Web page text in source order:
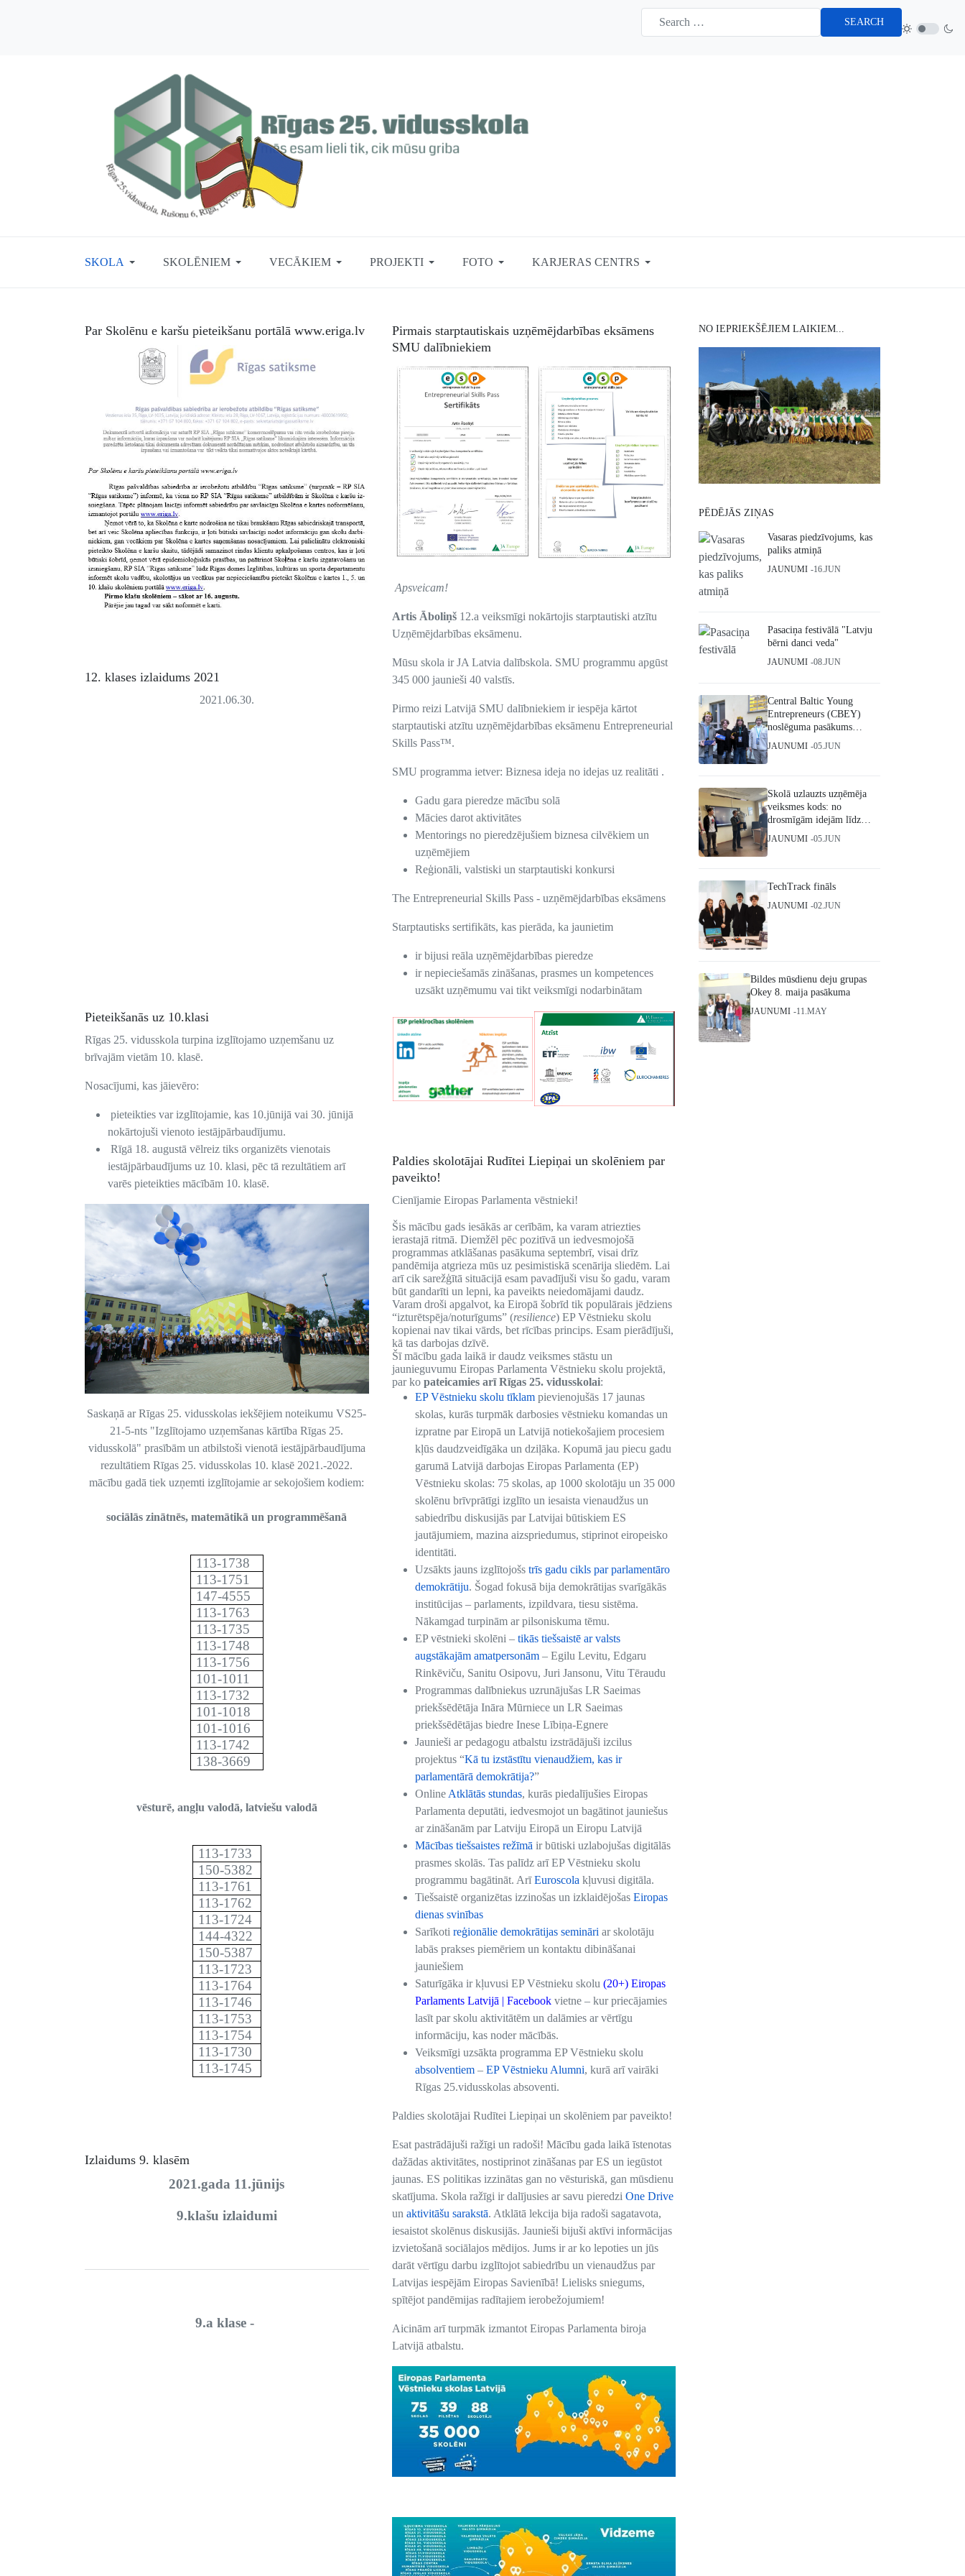
SEARCH
SKOLA SKOLĒNIEM VECĀKIEM PROJEKTI FOTO KARJERAS CENTRS
Par Skolēnu e karšu pieteikšanu portālā www.eriga.lv
Pirmais starptautiskais uzņēmējdarbības eksāmens
SMU dalībniekiem
Apsveicam!
Artis Āboliņš12.a veiksmīgi nokārtojis starptautiski atzītu
Uzņēmējdarbības eksāmenu.
Mūsu skola ir JA Latvia dalībskola. SMU programmu apgūst
345 000 jaunieši 40 valstīs.
Pirmo reizi Latvijā SMU dalībniekiem ir iespēja kārtot
starptautiski atzītu uzņēmējdarbības eksāmenu Entrepreneurial
Skills Pass™.
SMU programma ietver: Biznesa ideja no idejas uz realitāti .
Gadu gara pieredze mācību solā
Mācies darot aktivitātes
Mentorings no pieredzējušiem biznesa cilvēkiem un
uzņēmējiem
Reģionāli, valstiski un starptautiski konkursi
The Entrepreneurial Skills Pass - uzņēmējdarbības eksāmens
Starptautisks sertifikāts, kas pierāda, ka jaunietim
ir bijusi reāla uzņēmējdarbības pieredze
ir nepieciešamās zināšanas, prasmes un kompetences
uzsākt uzņēmumu vai tikt veiksmīgi nodarbinātam
12. klases izlaidums 2021
2021.06.30.
Paldies skolotājai Rudītei Liepiņai un skolēniem par
paveikto!
Cienījamie Eiropas Parlamenta vēstnieki!
Šis mācību gads iesākās ar cerībām, ka varam atriezties
ierastajā ritmā. Diemžēl pēc pozitīvā un iedvesmojošā
programmas atklāšanas pasākuma septembrī, visai drīz
pandēmija atgrieza mūs uz pesimistiskā scenārija sliedēm. Lai
arī cik sarežģītā situācijā esam pavadījuši visu šo gadu, varam
būt gandarīti un lepni, ka paveikts neiedomājami daudz.
Varam droši apgalvot, ka Eiropā šobrīd tik populārais jēdziens
“izturētspēja/noturīgums” (resilience) EP Vēstnieku skolu
kopienai nav tikai vārds, bet rīcības princips. Esam pierādījuši,
kā tas darbojas dzīvē.
Šī mācību gada laikā ir daudz veiksmes stāstu un
jaunieguvumu Eiropas Parlamenta Vēstnieku skolu projektā,
par ko pateicamies arī Rīgas 25. vidusskolai:
EP Vēstnieku skolu tīklampievienojušās 17 jaunas
skolas, kurās turpmāk darbosies vēstnieku komandas un
izpratne par Eiropā un Latvijā notiekošajiem procesiem
kļūs daudzveidīgāka un dziļāka. Kopumā jau piecu gadu
garumā Latvijā darbojas Eiropas Parlamenta (EP)
Vēstnieku skolas: 75 skolas, ap 1000 skolotāju un 35 000
skolēnu brīvprātīgi izglīto un iesaista vienaudžus un
sabiedrību diskusijās par Latvijai būtiskiem ES
jautājumiem, mazina aizspriedumus, stiprinot eiropeisko
identitāti.
Uzsākts jauns izglītojošs trīs gadu cikls par parlamentāro
demokrātiju. Šogad fokusā bija demokrātijas svarīgākās
institūcijas – parlaments, izpildvara, tiesu sistēma.
Nākamgad turpinām ar pilsoniskuma tēmu.
EP vēstnieki skolēni – tikās tiešsaistē ar valsts
augstākajām amatpersonām– Egilu Levitu, Edgaru
Rinkēviču, Sanitu Osipovu, Juri Jansonu, Vitu Tēraudu
Programmas dalībniekus uzrunājušas LR Saeimas
priekšsēdētāja Ināra Mūrniece un LR Saeimas
priekšsēdētājas biedre Inese Lībiņa-Egnere
Jaunieši ar pedagogu atbalstu izstrādājuši izcilus
projektus “Kā tu izstāstītu vienaudžiem, kas ir
parlamentārā demokrātija?”
Online Atklātās stundas, kurās piedalījušies Eiropas
Parlamenta deputāti, iedvesmojot un bagātinot jauniešus
ar zināšanām par Latviju Eiropā un Eiropu Latvijā
Mācības tiešsaistes režīmā ir būtiski uzlabojušas digitālās
prasmes skolās. Tas palīdz arī EP Vēstnieku skolu
programmu bagātināt. ArīEuroscola kļuvusi digitāla.
Tiešsaistē organizētas izzinošas un izklaidējošas Eiropas
dienas svinības
Sarīkoti reģionālie demokrātijas semināri ar skolotāju
labās prakses piemēriem un kontaktu dibināšanai
jauniešiem
Saturīgāka ir kļuvusi EP Vēstnieku skolu (20+) Eiropas
Parlaments Latvijā | Facebook vietne – kur priecājamies
lasīt par skolu aktivitātēm un dalāmies ar vērtīgu
informāciju, kas noder mācībās.
Veiksmīgi uzsākta programma EP Vēstnieku skolu
absolventiem– EP Vēstnieku Alumni, kurā arī vairāki
Rīgas 25.vidusskolas absoventi.
Paldies skolotājai Rudītei Liepiņai un skolēniem par paveikto!
Esat pastrādājuši ražīgi un radoši! Mācību gada laikā īstenotas
dažādas aktivitātes, nostiprinot zināšanas par ES un iegūstot
jaunas. ES politikas izzinātas gan no vēsturiskā, gan mūsdienu
skatījuma. Skola ražīgi ir dalījusies ar savu pieredzi One Drive
un aktivitāšu sarakstā. Atklātā lekcija bija radoši sagatavota,
iesaistot skolēnus diskusijās. Jaunieši bijuši aktīvi informācijas
izvietošanā sociālajos mēdijos. Jums ir ar ko lepoties un jūs
darāt vērtīgu darbu izglītojot sabiedrību un vienaudžus par
Latvijas iespējām Eiropas Savienībā! Lielisks sniegums,
spītējot pandēmijas radītajiem ierobežojumiem!
Aicinām arī turpmāk izmantot Eiropas Parlamenta biroja
Latvijā atbalstu.
Pieteikšanās uz 10.klasi
Rīgas 25. vidusskola turpina izglītojamo uzņemšanu uz
brīvajām vietām 10. klasē.
Nosacījumi, kas jāievēro:
pieteikties var izglītojamie, kas 10.jūnijā vai 30. jūnijā
nokārtojuši vienoto iestājpārbaudījumu.
Rīgā 18. augustā vēlreiz tiks organizēts vienotais
iestājpārbaudījums uz 10. klasi, pēc tā rezultātiem arī
varēs pieteikties mācībām 10. klasē.
Saskaņā ar Rīgas 25. vidusskolas iekšējiem noteikumu VS25-
21-5-nts "Izglītojamo uzņemšanas kārtība Rīgas 25.
vidusskolā" prasībām un atbilstoši vienotā iestājpārbaudījuma
rezultātiem Rīgas 25. vidusskolas 10. klasē 2021.-2022.
mācību gadā tiek uzņemti izglītojamie ar sekojošiem kodiem:
sociālās zinātnēs, matemātikā un programmēšanā
113-1738
113-1751
147-4555
113-1763
113-1735
113-1748
113-1756
101-1011
113-1732
101-1018
101-1016
113-1742
138-3669
vēsturē, angļu valodā, latviešu valodā
113-1733
150-5382
113-1761
113-1762
113-1724
144-4322
150-5387
113-1723
113-1764
113-1746
113-1753
113-1754
113-1730
113-1745
Izlaidums 9. klasēm
2021.gada 11.jūnijs
9.klašu izlaidumi
9.a klase -
NO IEPRIEKŠĒJIEM LAIKIEM...
PĒDĒJĀS ZIŅAS
Vasaras piedzīvojums, kas
paliks atmiņā
JAUNUMI 16.JUN
Pasaciņa festivālā "Latvju
bērni danci veda"
JAUNUMI 08.JUN
Central Baltic Young
Entrepreneurs (CBEY)
noslēguma pasākums
Helsinkos
JAUNUMI 05.JUN
Skolā uzlauzts uzņēmēja
veiksmes kods: no
drosmīgām idejām līdz
starptautiskiem triumfiem
JAUNUMI 05.JUN
TechTrack fināls
JAUNUMI 02.JUN
Bildes mūsdienu deju grupas
Okey 8. maija pasākuma
JAUNUMI 11.MAY